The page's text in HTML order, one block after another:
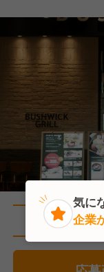
直
気に
企業